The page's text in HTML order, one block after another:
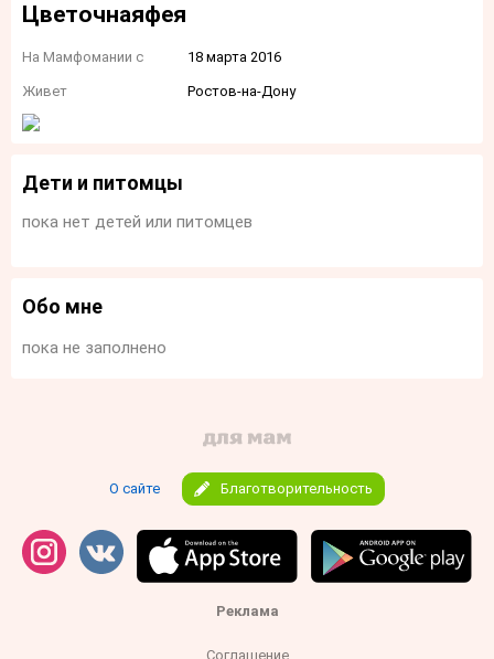
Цветочнаяфея
На Мамфомании с 18 марта 2016
Живет Ростов-на-Дону
Дети и питомцы
пока нет детей или питомцев
Обо мне
пока не заполнено
О сайте Благотворительность
Реклама
Соглашение